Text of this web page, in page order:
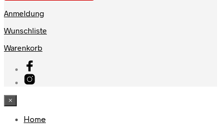
Anmeldung
Wunschliste
Warenkorb
×
Home